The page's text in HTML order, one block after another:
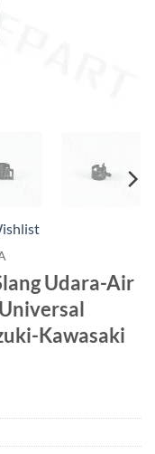
Udara-Air
Kawasaki